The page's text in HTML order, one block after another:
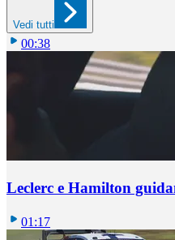
Vedi tutti
00:38
Leclerc e Hamilton
01:17